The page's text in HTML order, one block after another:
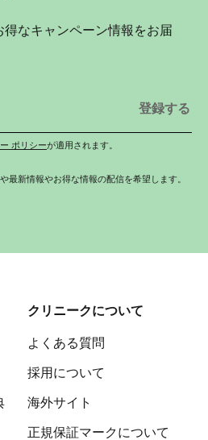
なキャンペーン情報をお届
ポリシーが適用されます。
最新情報やお得な情報の配信を希望します。
クリニークについて
よくある質問
採用について
海外サイト
正規保証マークについて